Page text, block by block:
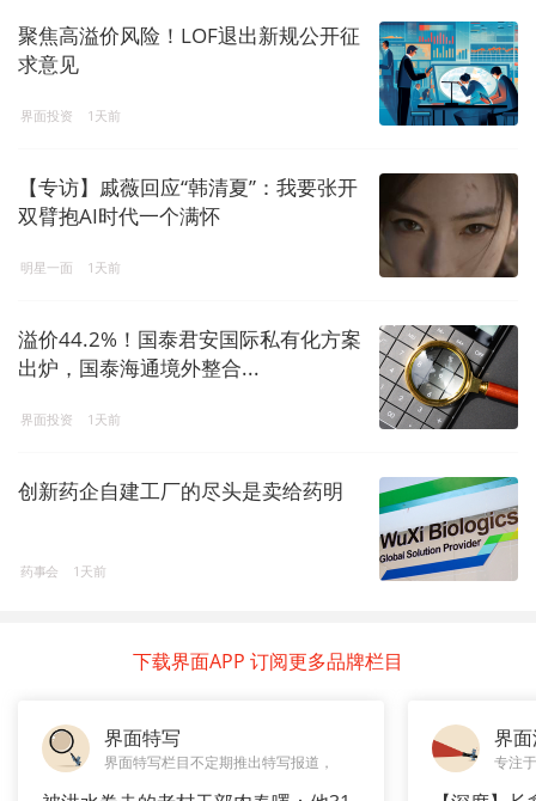
聚焦高溢价风险！LOF退出新规公开征
求意见
界面投资 1天前
【专访】戚薇回应“韩清夏”：我要张开
双臂抱AI时代一个满怀
明星一面 1天前
溢价44.2%！国泰君安国际私有化方案
出炉，国泰海通境外整合...
界面投资 1天前
创新药企自建工厂的尽头是卖给药明
药事会 1天前
下载界面APP 订阅更多品牌栏目
界面特写
界面特写栏目不定期推出特写报道，
界
专注